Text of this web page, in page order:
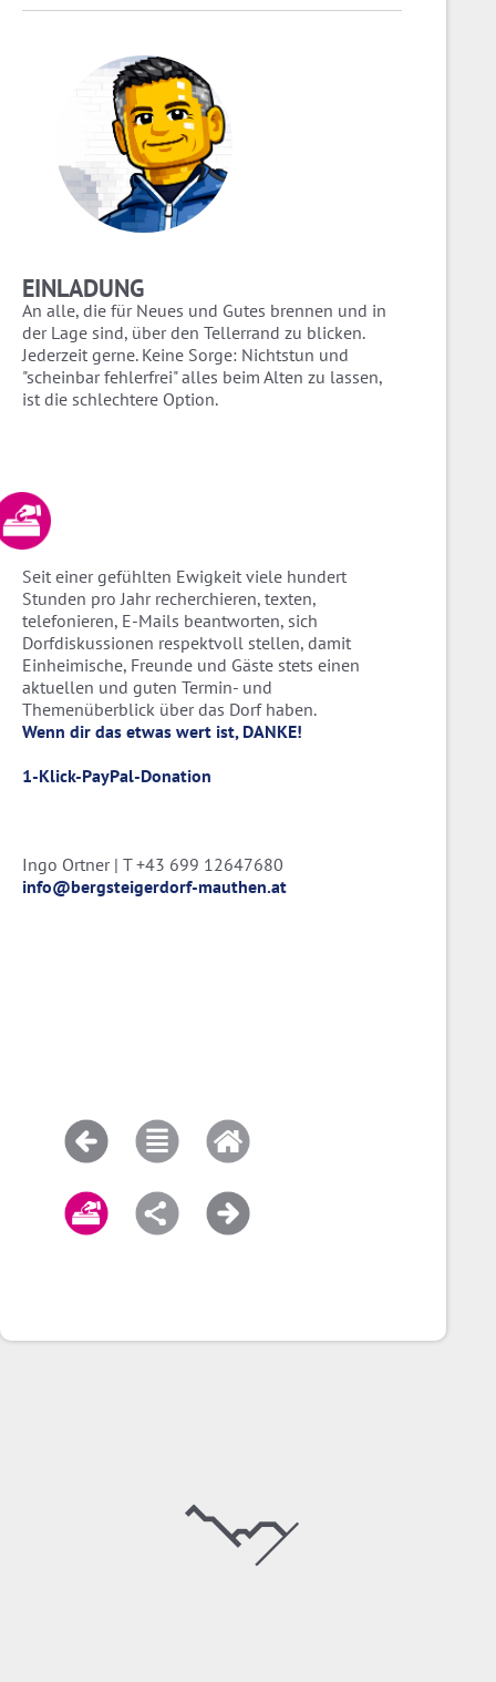
EINLADUNG
An alle, die für Neues und Gutes brennen und in
der Lage sind, über den Tellerrand zu blicken.
Jederzeit gerne. Keine Sorge: Nichtstun und
"scheinbar fehlerfrei" alles beim Alten zu lassen,
ist die schlechtere Option.
Seit einer gefühlten Ewigkeit viele hundert
Stunden pro Jahr recherchieren, texten,
telefonieren, E-Mails beantworten, sich
Dorfdiskussionen respektvoll stellen, damit
Einheimische, Freunde und Gäste stets einen
aktuellen und guten Termin- und
Themenüberblick über das Dorf haben.
Wenn dir das etwas wert ist, DANKE!
1-Klick-PayPal-Donation
Ingo Ortner | T +43 699 12647680
info@bergsteigerdorf-mauthen.at